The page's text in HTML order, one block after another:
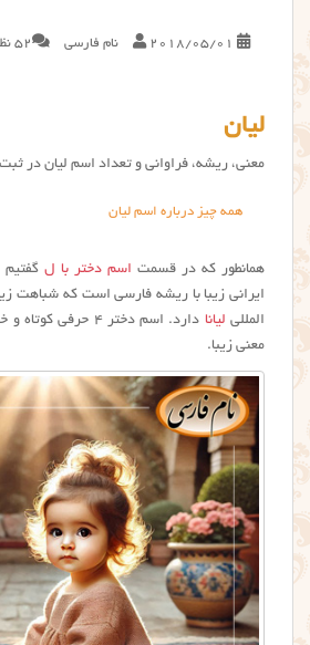
2018/05/01 نام فارسی 52 نظر
لیان
معنی، ریشه، فراوانی و تعداد اسم لیان در
همه چیز درباره اسم لیان
همانطور که در قسمت اسم دختر با لگفتیم
ایرانی زیبا با ریشه فارسی است که شباهت
المللی لیانا
دارد. اسم دختر ۴
معنی زیبا.